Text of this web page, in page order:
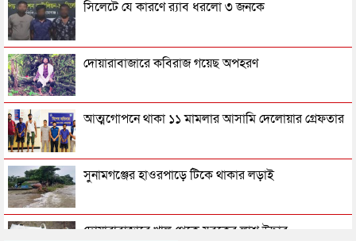
সিলেটে যে কারণে র‌্যাব ধরলো ৩ জনকে
দোয়ারাবাজারে কবিরাজ গয়েছ অপহরণ
আত্মগোপনে থাকা ১১ মামলার আসামি দেলোয়ার গ্রেফতার
সুনামগঞ্জের হাওরপাড়ে টিকে থাকার লড়াই
দোয়ারাবাজারে খাল থেকে যুবকের লাশ উদ্ধার